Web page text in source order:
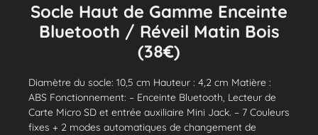
Socle Haut de Gamme Enceinte
Bluetooth / Réveil Matin Bois
(38€)
Diamètre du socle: 10,5 cm Hauteur : 4,2 cm Matière :
ABS Fonctionnement: – Enceinte Bluetooth, Lecteur de
Carte Micro SD et entrée auxiliaire Mini Jack. – 7 Couleurs
fixes + 2 modes automatiques de changement de